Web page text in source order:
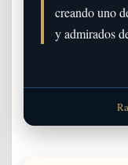
creando uno
y admirados